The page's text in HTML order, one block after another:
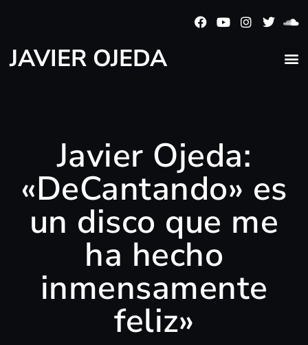
JAVIER OJEDA
Javier Ojeda:
«DeCantando» es
un disco que me
ha hecho
inmensamente
feliz»